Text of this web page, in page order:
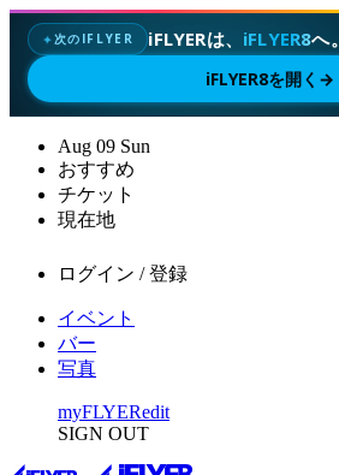
✦次のIFLYER iFLYERは、 iFLYER8へ。
iFLYER8を開く →
Aug 09 Sun
おすすめ
チケット
現在地
ログイン / 登録
イベント
バー
写真
myFLYERedit
SIGN OUT